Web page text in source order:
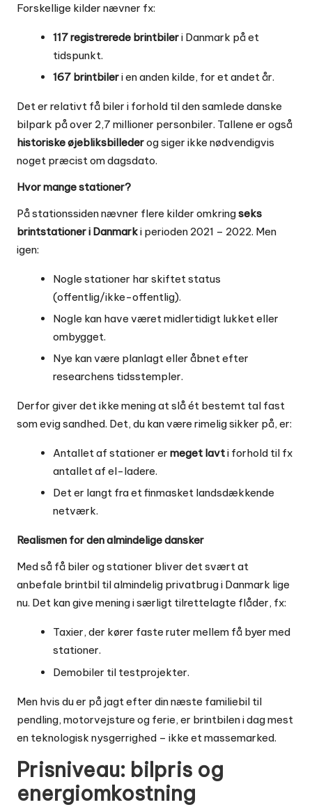
Forskellige kilder nævner fx:
117 registrerede brintbileri Danmark på et
tidspunkt.
167 brintbileri en anden kilde, for et andet år.
Det er relativt få biler i forhold til den samlede danske
bilpark på over 2,7 millioner personbiler. Tallene er også
historiske øjebliksbillederog siger ikke nødvendigvis
noget præcist om dagsdato.
Hvor mange stationer?
På stationssiden nævner flere kilder omkringseks
brintstationer i Danmarki perioden 2021 – 2022. Men
igen:
Nogle stationer har skiftet status
(offentlig/ikke-offentlig).
Nogle kan have været midlertidigt lukket eller
ombygget.
Nye kan være planlagt eller åbnet efter
researchens tidsstempler.
Derfor giver det ikke mening at slå ét bestemt tal fast
som evig sandhed. Det, du kan være rimelig sikker på, er:
Antallet af stationer er meget lavti forhold til fx
antallet af el-ladere.
Det er langt fra et finmasket landsdækkende
netværk.
Realismen for den almindelige dansker
Med så få biler og stationer bliver det svært at
anbefale brintbil til almindelig privatbrug i Danmark lige
nu. Det kan give mening i særligt tilrettelagte flåder, fx:
Taxier, der kører faste ruter mellem få byer med
stationer.
Demobiler til testprojekter.
Men hvis du er på jagt efter din næste familiebil til
pendling, motorvejsture og ferie, er brintbilen i dag mest
en teknologisk nysgerrighed – ikke et massemarked.
Prisniveau: bilpris og
energiomkostning